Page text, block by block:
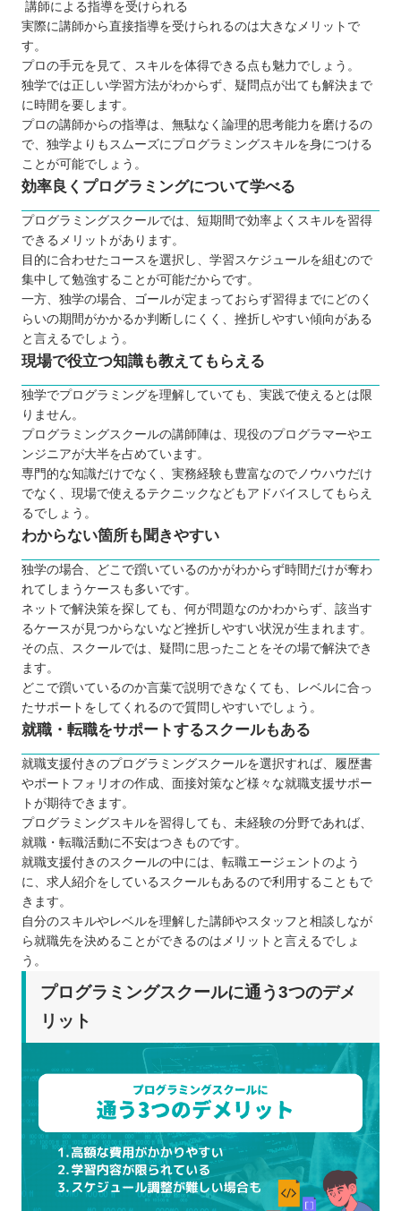
講師による指導を受けられる
実際に講師から直接指導を受けられるのは大きなメリットで
す。
プロの手元を見て、スキルを体得できる点も魅力でしょう。
独学では正しい学習方法がわからず、疑問点が出ても解決まで
に時間を要します。
プロの講師からの指導は、無駄なく論理的思考能力を磨けるの
で、独学よりもスムーズにプログラミングスキルを身につける
ことが可能でしょう。
効率良くプログラミングについて学べる
プログラミングスクールでは、短期間で効率よくスキルを習得
できるメリットがあります。
目的に合わせたコースを選択し、学習スケジュールを組むので
集中して勉強することが可能だからです。
一方、独学の場合、ゴールが定まっておらず習得までにどのく
らいの期間がかかるか判断しにくく、挫折しやすい傾向がある
と言えるでしょう。
現場で役立つ知識も教えてもらえる
独学でプログラミングを理解していても、実践で使えるとは限
りません。
プログラミングスクールの講師陣は、現役のプログラマーやエ
ンジニアが大半を占めています。
専門的な知識だけでなく、実務経験も豊富なのでノウハウだけ
でなく、現場で使えるテクニックなどもアドバイスしてもらえ
るでしょう。
わからない箇所も聞きやすい
独学の場合、どこで躓いているのかがわからず時間だけが奪わ
れてしまうケースも多いです。
ネットで解決策を探しても、何が問題なのかわからず、該当す
るケースが見つからないなど挫折しやすい状況が生まれます。
その点、スクールでは、疑問に思ったことをその場で解決でき
ます。
どこで躓いているのか言葉で説明できなくても、レベルに合っ
たサポートをしてくれるので質問しやすいでしょう。
就職・転職をサポートするスクールもある
就職支援付きのプログラミングスクールを選択すれば、履歴書
やポートフォリオの作成、面接対策など様々な就職支援サポー
トが期待できます。
プログラミングスキルを習得しても、未経験の分野であれば、
就職・転職活動に不安はつきものです。
就職支援付きのスクールの中には、転職エージェントのよう
に、求人紹介をしているスクールもあるので利用することもで
きます。
自分のスキルやレベルを理解した講師やスタッフと相談しなが
ら就職先を決めることができるのはメリットと言えるでしょ
う。
プログラミングスクールに通う3つのデメ
リット